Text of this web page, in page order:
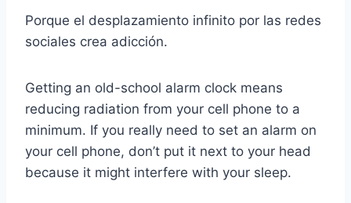
Porque el desplazamiento infinito por las redes
sociales crea adicción.
Getting an old-school alarm clock means
reducing radiation from your cell phone to a
minimum. If you really need to set an alarm on
your cell phone, don’t put it next to your head
because it might interfere with your sleep.